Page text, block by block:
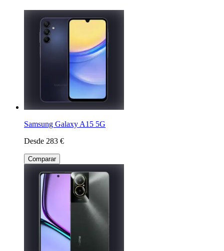
Samsung Galaxy A15 5G
Desde 283 €
Comparar